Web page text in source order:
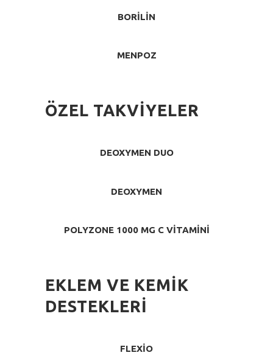
BORILIN
MENPOZ
ÖZEL TAKVIYELER
DEOXYMEN DUO
DEOXYMEN
POLYZONE 1000 MG C VITAMINI
EKLEM VE KEMIK
DESTEKLERI
FLEXIO